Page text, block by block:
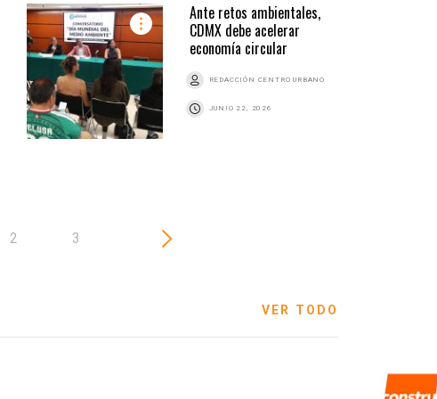
Ante retos ambientales,
CDMX debe acelerar
economía circular
REDACCIÓN CENTRO URBANO
JUNIO 22, 2026
2 3
VER TODO